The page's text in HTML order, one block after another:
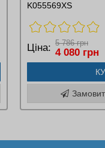
K055569XS
Ціна: 5 786 грн
4 080 грн